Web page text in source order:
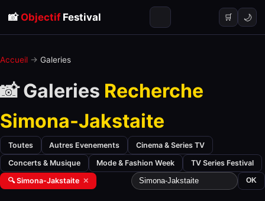
📸 ObjectifFestival 🛒 🌙
Accueil → Galeries
📸 Galeries Recherche
Simona-Jakstaite
Toutes Autres Evenements Cinema & Series TV
Concerts & Musique Mode & Fashion Week TV Series Festival
🔍 Simona-Jakstaite ✕ OK